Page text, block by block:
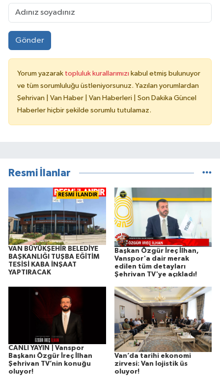
Gönder
Yorum yazarak topluluk kurallarımızı kabul etmiş bulunuyor
ve tüm sorumluluğu üstleniyorsunuz. Yazılan yorumlardan
Şehrivan | Van Haber | Van Haberleri | Son Dakika Güncel
Haberler hiçbir şekilde sorumlu tutulamaz.
Resmi İlanlar
RESMİ İLANDIR
VAN BÜYÜKŞEHİR BELEDİYE
BAŞKANLIĞI TUŞBA EĞİTİM
TESİSİ KABA İNŞAAT
YAPTIRACAK
Başkan Özgür İreç İlhan,
Vanspor'a dair merak
edilen tüm detayları
Şehrivan TV'ye açıkladı!
CANLI YAYIN | Vanspor
Başkanı Özgür İreç İlhan
Şehrivan TV’nin konuğu
oluyor!
Van’da tarihi ekonomi
zirvesi: Van lojistik üs
oluyor!